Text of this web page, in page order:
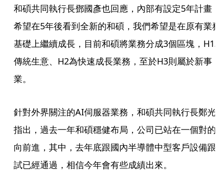
和碩共同執行長鄧國彥也回應，內部有設定5年計畫
希望在5年後看到全新的和碩，我們希望是在原有業
基礎上繼續成長，目前和碩將業務分成3個區塊，H1
傳統生意、H2為快速成長業務，至於H3則屬於新事
業。
針對外界關注的AI伺服器業務，和碩共同執行長鄭光
指出，過去一年和碩穩健布局，公司已站在一個對的
向前進，其中，去年底跟國內半導體中型客戶設備跟
試已經通過，相信今年會有些成績出來。